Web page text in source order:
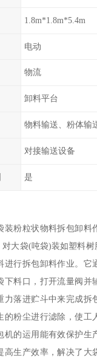
1.8m*1.8m*5.4m
电动
物流
卸料平台
物料输送、粉体输
对接输送设备
是
装粉粒状物料拆包卸料
大袋(吨袋)装如塑料树
进行拆包卸料作业。它
下料口，打开流量阀并
力落进贮斗中来完成拆
的粉尘进行滤除，使工
机的运用能有效保护生
高生产效率，解决了大